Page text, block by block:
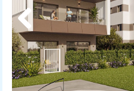
Previous